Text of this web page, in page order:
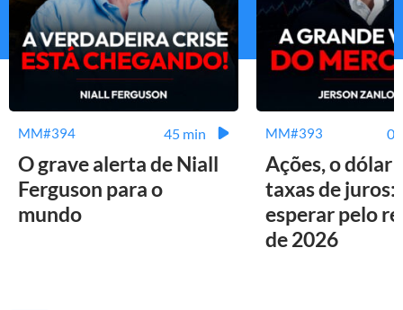
MM#394 45 min
O grave alerta de Niall
Ferguson para o
mundo
MM#393
Ações, o dólar
taxas de juros:
esperar pelo
de 2026